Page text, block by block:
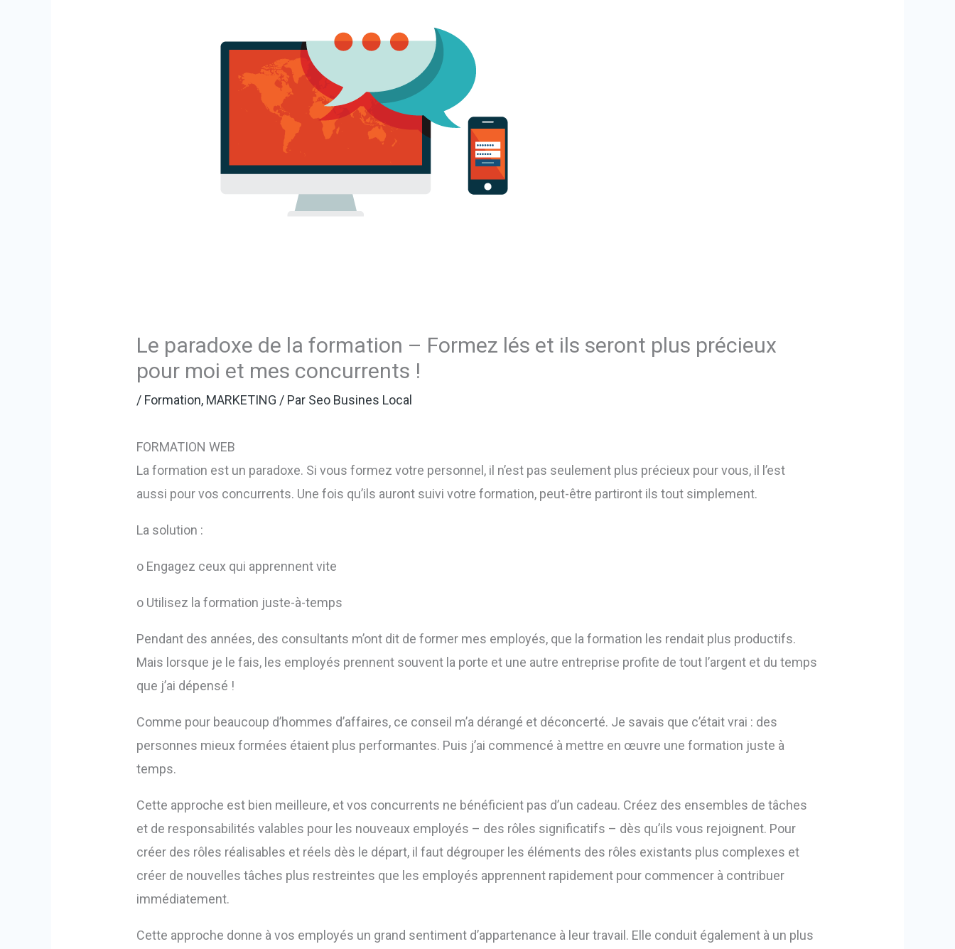
Le paradoxe de la formation – Formez lés et ils seront plus précieux
pour moi et mes concurrents !
/ Formation, MARKETING / Par Seo Busines Local
FORMATION WEB
La formation est un paradoxe. Si vous formez votre personnel, il n’est pas seulement plus précieux pour vous, il l’est
aussi pour vos concurrents. Une fois qu’ils auront suivi votre formation, peut-être partiront ils tout simplement.
La solution :
o Engagez ceux qui apprennent vite
o Utilisez la formation juste-à-temps
Pendant des années, des consultants m’ont dit de former mes employés, que la formation les rendait plus productifs.
Mais lorsque je le fais, les employés prennent souvent la porte et une autre entreprise profite de tout l’argent et du temps
que j’ai dépensé !
Comme pour beaucoup d’hommes d’affaires, ce conseil m’a dérangé et déconcerté. Je savais que c’était vrai : des
personnes mieux formées étaient plus performantes. Puis j’ai commencé à mettre en œuvre une formation juste à
temps.
Cette approche est bien meilleure, et vos concurrents ne bénéficient pas d’un cadeau. Créez des ensembles de tâches
et de responsabilités valables pour les nouveaux employés – des rôles significatifs – dès qu’ils vous rejoignent. Pour
créer des rôles réalisables et réels dès le départ, il faut dégrouper les éléments des rôles existants plus complexes et
créer de nouvelles tâches plus restreintes que les employés apprennent rapidement pour commencer à contribuer
immédiatement.
Cette approche donne à vos employés un grand sentiment d’appartenance à leur travail. Elle conduit également à un plus